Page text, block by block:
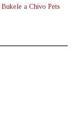
a Chivo Pets